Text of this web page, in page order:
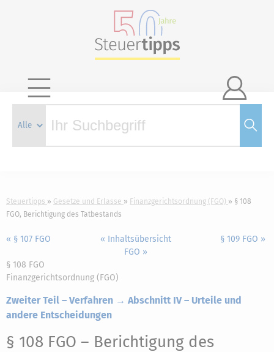

Steuertipps Gesetze und Erlasse Finanzgerichtsordnung (FGO)
§ 108
FGO, Berichtigung des Tatbestands
« § 107 FGO
« Inhaltsübersicht
FGO »
§ 109 FGO »
§ 108 FGO
Finanzgerichtsordnung (FGO)
Zweiter Teil – Verfahren → Abschnitt IV – Urteile und
andere Entscheidungen
§ 108 FGO – Berichtigung des